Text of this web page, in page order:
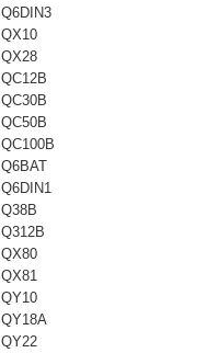
Q6DIN3
QX10
QX28
QC12B
QC30B
QC50B
QC100B
Q6BAT
Q6DIN1
Q38B
Q312B
QX80
QX81
QY10
QY18A
QY22